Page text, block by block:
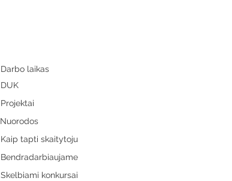
Darbo laikas
DUK
Projektai
Nuorodos
Kaip tapti skaitytoju
Bendradarbiaujame
Skelbiami konkursai